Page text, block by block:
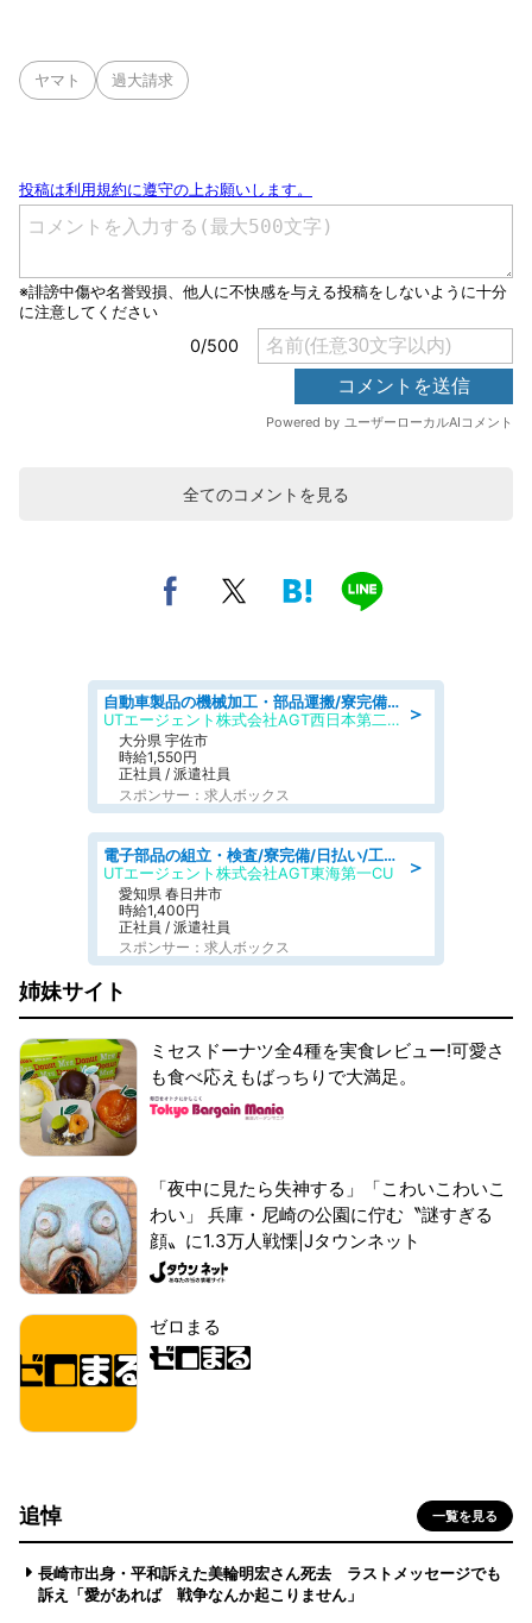
ヤマト 過大請求
全てのコメントを見る
＞
自動車製品の機械加工・部品運搬/寮完備/日払い/工場・製造
UTエージェント株式会社AGT西日本第二CU
大分県 宇佐市
時給1,550円
正社員 / 派遣社員
スポンサー：求人ボックス
＞
電子部品の組立・検査/寮完備/日払い/工場・製造
UTエージェント株式会社AGT東海第一CU
愛知県 春日井市
時給1,400円
正社員 / 派遣社員
スポンサー：求人ボックス
姉妹サイト
ミセスドーナツ全4種を実食レビュー!可愛さ
も食べ応えもばっちりで大満足。
「夜中に見たら失神する」「こわいこわいこ
わい」 兵庫・尼崎の公園に佇む〝謎すぎる
顔〟に1.3万人戦慄|Jタウンネット
ゼロまる
追悼 一覧を見る
長崎市出身・平和訴えた美輪明宏さん死去 ラストメッセージでも
訴え「愛があれば 戦争なんか起こりません」